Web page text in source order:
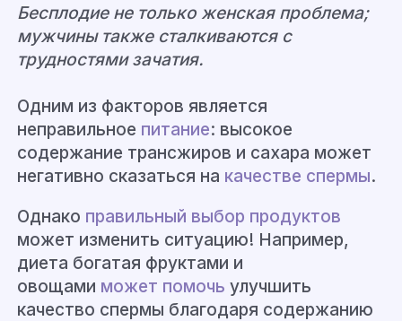
Бесплодие не только женская проблема;
мужчины также сталкиваются с
трудностями зачатия.
Одним из факторов является
неправильное питание: высокое
содержание трансжиров и сахара может
негативно сказаться на качестве спермы.
Однако правильный выбор продуктов
может изменить ситуацию! Например,
диета богатая фруктами и
овощами может помочь улучшить
качество спермы благодаря содержанию